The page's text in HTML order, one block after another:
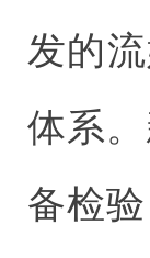
发的
体系
备检